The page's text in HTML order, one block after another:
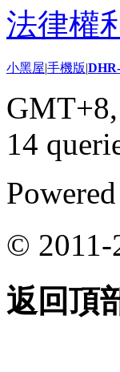
法律權
小黑屋|手機版|
14
© 2011-
返回頂